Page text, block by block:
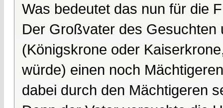
Was bedeutet das nun für die
Der Großvater des Gesuchten
(Königskrone oder
würde) einen noch
dabei durch den Mächtigeren